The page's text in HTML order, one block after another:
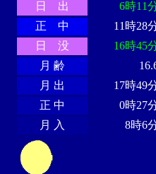
日 出
6時11
正 中
11時28
日 没
16時45
月 齢
月 出
17時49
正 中
0時27
月 入
8時6